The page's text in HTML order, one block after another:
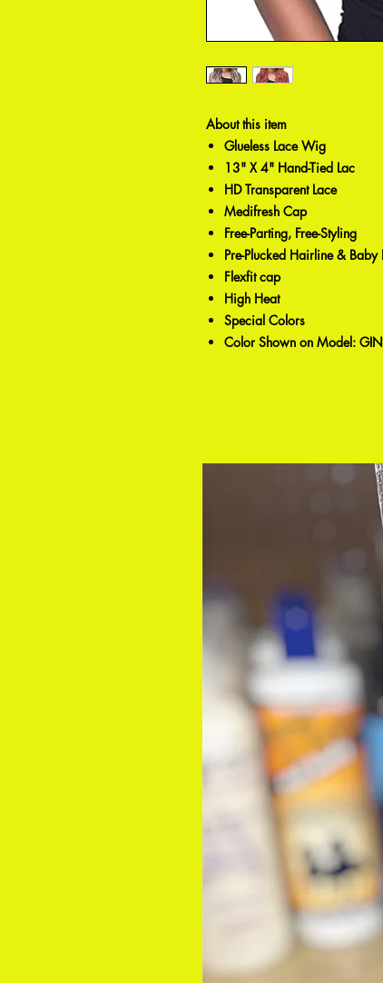
About this item
Glueless Lace Wig
13" X 4" Hand-Tied Lac
HD Transparent Lace
Medifresh Cap
Free-Parting, Free-Styling
Pre-Plucked Hairline & Baby
Flexfit cap
High Heat
Special Colors
Color Shown on Model: